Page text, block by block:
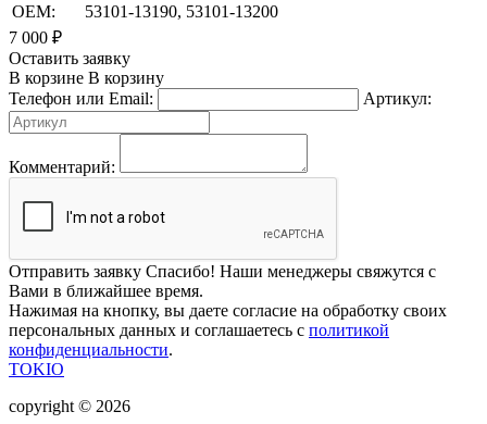
OEM:
53101-13190, 53101-13200
7 000 ₽
Оставить заявку
В корзине В корзину
Телефон или Email:
Артикул:
Комментарий:
Отправить заявку Спасибо! Наши менеджеры свяжутся с
Вами в ближайшее время.
Нажимая на кнопку, вы даете согласие на обработку своих
персональных данных и соглашаетесь с политикой
конфиденциальности.
TOKIO
copyright © 2026